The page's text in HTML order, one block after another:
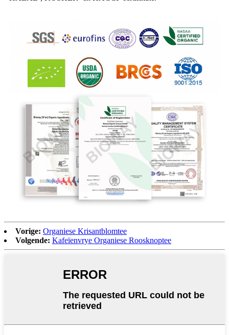
Vorige: Organiese Krisantblomtee
Volgende: Kafeïenvrye Organiese Roosknoptee